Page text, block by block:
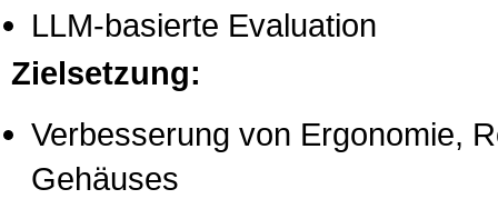
LLM-basierte Evaluation
Zielsetzung:
Verbesserung von Ergonomie,
Gehäuses